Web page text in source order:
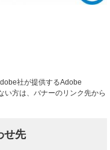
社が提供するAdobe
い方は、バナーのリンク先から
せ先